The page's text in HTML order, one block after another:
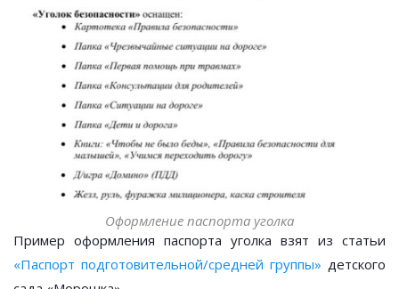
Оформление паспорта уголка
Пример оформления паспорта уголка взят из статьи
«Паспорт подготовительной/средней группы» детского